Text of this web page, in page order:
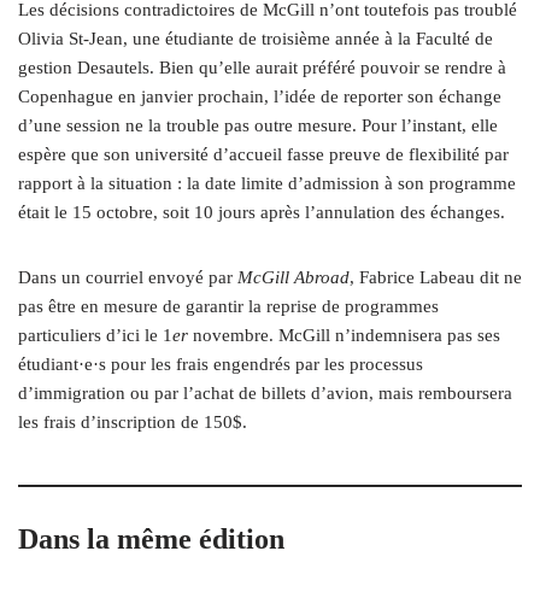
Les décisions contradictoires de McGill n’ont toutefois pas troublé
Olivia St-Jean, une étudiante de troisième année à la Faculté de
gestion Desautels. Bien qu’elle aurait préféré pouvoir se rendre à
Copenhague en janvier prochain, l’idée de reporter son échange
d’une session ne la trouble pas outre mesure. Pour l’instant, elle
espère que son université d’accueil fasse preuve de flexibilité par
rapport à la situation : la date limite d’admission à son programme
était le 15 octobre, soit 10 jours après l’annulation des échanges.
Dans un courriel envoyé par McGill Abroad, Fabrice Labeau dit ne
pas être en mesure de garantir la reprise de programmes
particuliers d’ici le 1er novembre. McGill n’indemnisera pas ses
étudiant·e·s pour les frais engendrés par les processus
d’immigration ou par l’achat de billets d’avion, mais remboursera
les frais d’inscription de 150$.
Dans la même édition